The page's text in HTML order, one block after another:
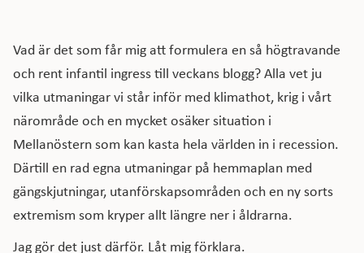
Vad är det som får mig att formulera en så högtravande
och rent infantil ingress till veckans blogg? Alla vet ju
vilka utmaningar vi står inför med klimathot, krig i vårt
närområde och en mycket osäker situation i
Mellanöstern som kan kasta hela världen in i recession.
Därtill en rad egna utmaningar på hemmaplan med
gängskjutningar, utanförskapsområden och en ny sorts
extremism som kryper allt längre ner i åldrarna.
Jag gör det just därför. Låt mig förklara.